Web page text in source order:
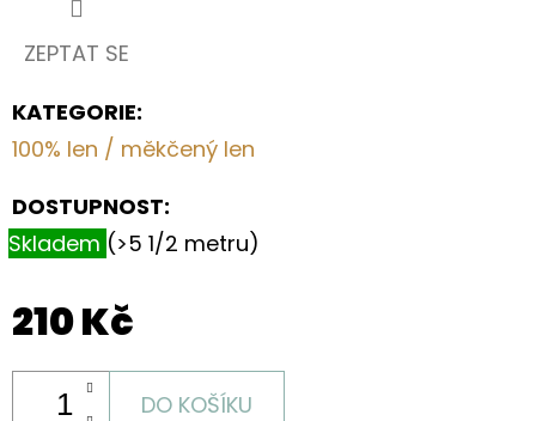
ZEPTAT SE
KATEGORIE:
100% len / měkčený len
DOSTUPNOST:
Skladem (>5 1/2 metru)
210 Kč
DO KOŠÍKU